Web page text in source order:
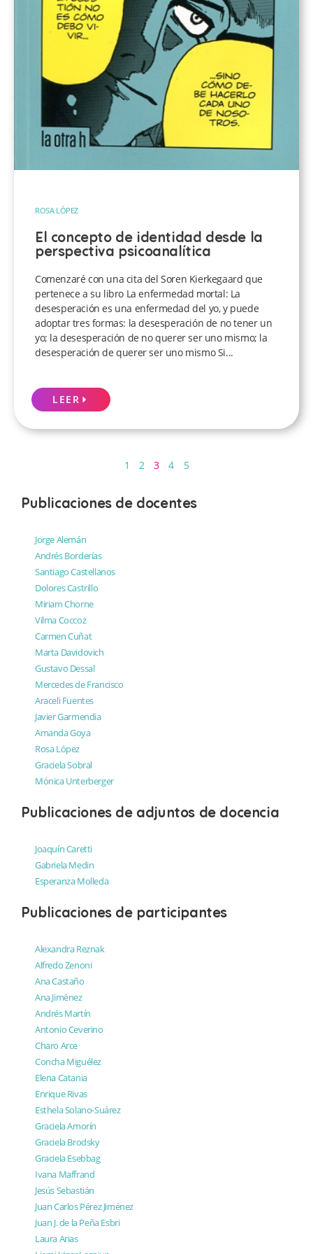
ROSA LÓPEZ
El concepto de identidad desde la
perspectiva psicoanalítica
Comenzaré con una cita del Soren Kierkegaard que
pertenece a su libro La enfermedad mortal: La
desesperación es una enfermedad del yo, y puede
adoptar tres formas: la desesperación de no tener un
yo; la desesperación de no querer ser uno mismo; la
desesperación de querer ser uno mismo Si...
LEER
1 2 3 4 5
Publicaciones de docentes
Jorge Alemán
Andrés Borderías
Santiago Castellanos
Dolores Castrillo
Miriam Chorne
Vilma Coccoz
Carmen Cuñat
Marta Davidovich
Gustavo Dessal
Mercedes de Francisco
Araceli Fuentes
Javier Garmendia
Amanda Goya
Rosa López
Graciela Sobral
Mónica Unterberger
Publicaciones de adjuntos de docencia
Joaquín Caretti
Gabriela Medin
Esperanza Molleda
Publicaciones de participantes
Alexandra Reznak
Alfredo Zenoni
Ana Castaño
Ana Jiménez
Andrés Martín
Antonio Ceverino
Charo Arce
Concha Miguélez
Elena Catania
Enrique Rivas
Esthela Solano-Suárez
Graciela Amorín
Graciela Brodsky
Graciela Esebbag
Ivana Maffrand
Jesús Sebastián
Juan Carlos Pérez Jiménez
Juan J. de la Peña Esbri
Laura Arias